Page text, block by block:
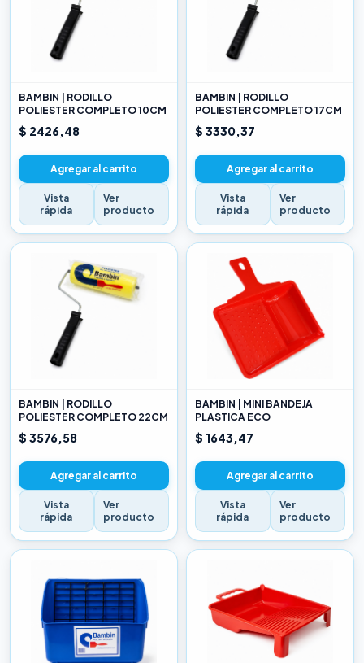
BAMBIN | RODILLO
POLIESTER COMPLETO 10CM
$ 2426,48
Agregar al carrito
Vista
rápida
Ver
producto
BAMBIN | RODILLO
POLIESTER COMPLETO 17CM
$ 3330,37
Agregar al carrito
Vista
rápida
Ver
producto
BAMBIN | RODILLO
POLIESTER COMPLETO 22CM
$ 3576,58
Agregar al carrito
Vista
rápida
Ver
producto
BAMBIN | MINI BANDEJA
PLASTICA ECO
$ 1643,47
Agregar al carrito
Vista
rápida
Ver
producto